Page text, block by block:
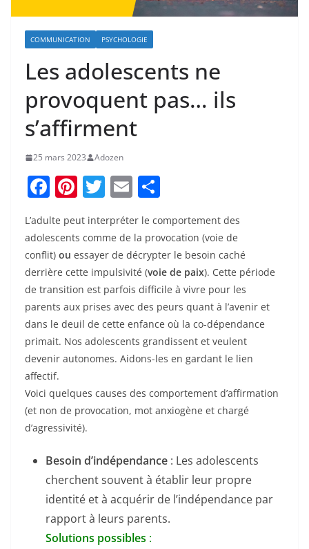
COMMUNICATION PSYCHOLOGIE
Les adolescents ne
provoquent pas… ils
s’affirment
25 mars 2023 Adozen
F
a
c
e
b
o
o
k
Pi
nt
er
e
st
T
itt
er
E
m
ai
l
ta
g
er
L’adulte peut interpréter le comportement des
adolescents comme de la provocation (voie de
conflit) ou essayer de décrypter le besoin caché
derrière cette impulsivité (voie de paix). Cette période
de transition est parfois difficile à vivre pour les
parents aux prises avec des peurs quant à l’avenir et
dans le deuil de cette enfance où la co-dépendance
primait. Nos adolescents grandissent et veulent
devenir autonomes. Aidons-les en gardant le lien
affectif.
Voici quelques causes des comportement d’affirmation
(et non de provocation, mot anxiogène et chargé
d’agressivité).
Besoin d’indépendance : Les adolescents
cherchent souvent à établir leur propre
identité et à acquérir de l’indépendance par
rapport à leurs parents.
Solutions possibles :